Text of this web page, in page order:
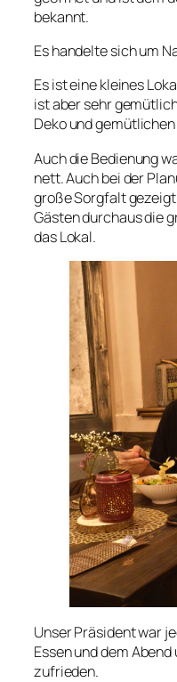
bekannt.
Es handelte sich um
Es ist eine kleines
ist aber sehr
Deko und
Auch die Bedienung
nett. Auch bei der
große Sorgfalt
Gästen durchaus die
das Lokal.
Unser Präsident war
Essen und dem
zufrieden.